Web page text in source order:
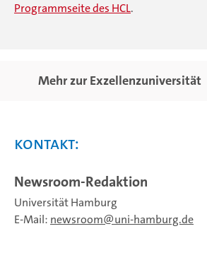
Programmseite des HCL.
Mehr zur Exzellenzuniversität
Kontakt:
Newsroom-Redaktion
Universität Hamburg
E-Mail: newsroom uni-hamburg.de